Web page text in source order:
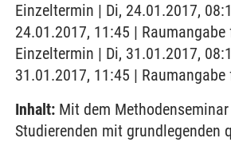
Einzeltermin | Di, 24.01.2017,
24.01.2017, 11:45 |
Einzeltermin | Di, 31.01.2017,
31.01.2017, 11:45 |
Inhalt: Mit dem
Studierenden mit grundlegenden